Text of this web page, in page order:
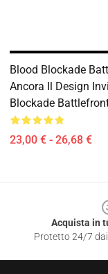
Blood Blockade
Ancora Il Design
Blockade
23,00 € - 26,68 €
Acquista in
Protetto 24/7